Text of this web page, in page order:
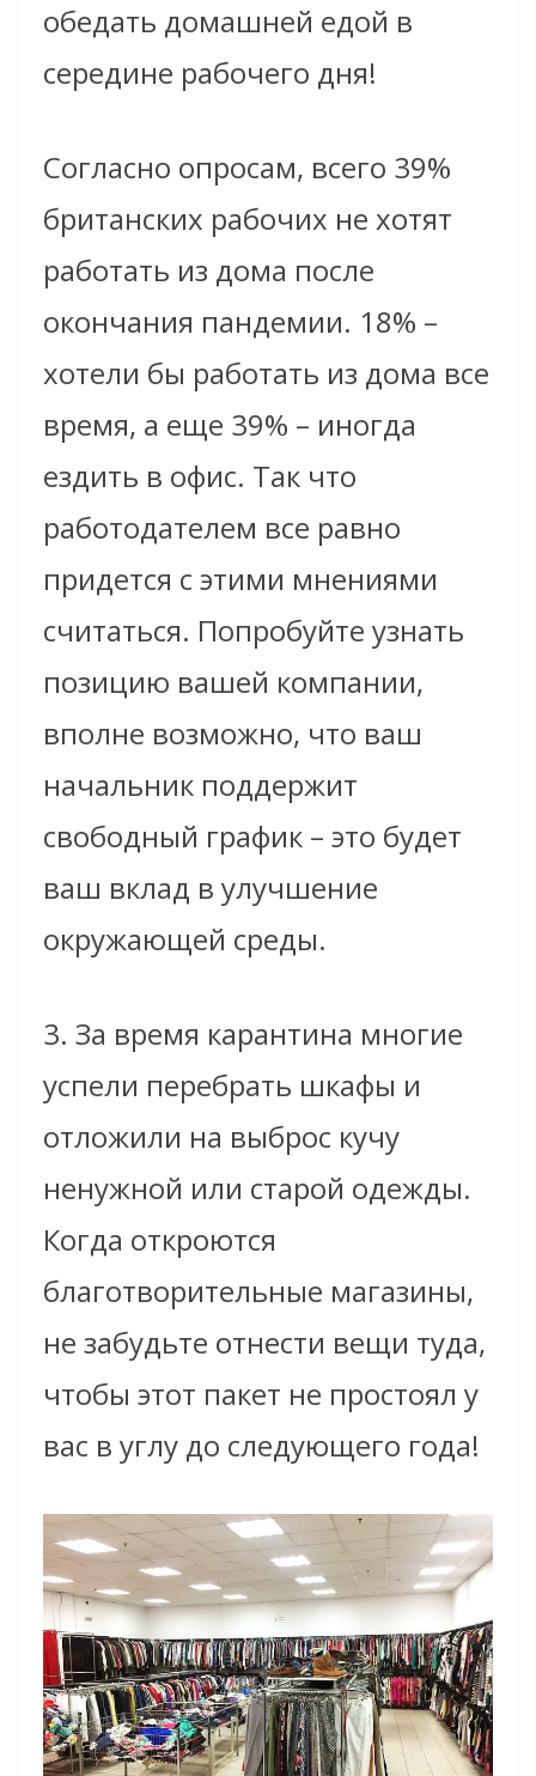
обедать домашней едой в
середине рабочего дня!
Согласно опросам, всего 39%
британских рабочих не хотят
работать из дома после
окончания пандемии. 18% –
хотели бы работать из дома все
время, а еще 39% – иногда
ездить в офис. Так что
работодателем все равно
придется с этими мнениями
считаться. Попробуйте узнать
позицию вашей компании,
вполне возможно, что ваш
начальник поддержит
свободный график – это будет
ваш вклад в улучшение
окружающей среды.
3. За время карантина многие
успели перебрать шкафы и
отложили на выброс кучу
ненужной или старой одежды.
Когда откроются
благотворительные магазины,
не забудьте отнести вещи туда,
чтобы этот пакет не простоял у
вас в углу до следующего года!